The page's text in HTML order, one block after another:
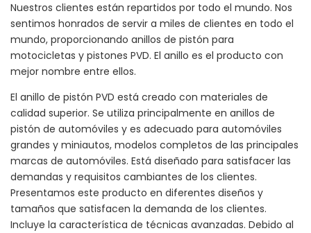
Nuestros clientes están repartidos por todo el mundo. Nos
sentimos honrados de servir a miles de clientes en todo el
mundo, proporcionando anillos de pistón para
motocicletas y pistones PVD. El anillo es el producto con
mejor nombre entre ellos.
El anillo de pistón PVD está creado con materiales de
calidad superior. Se utiliza principalmente en anillos de
pistón de automóviles y es adecuado para automóviles
grandes y miniautos, modelos completos de las principales
marcas de automóviles. Está diseñado para satisfacer las
demandas y requisitos cambiantes de los clientes.
Presentamos este producto en diferentes diseños y
tamaños que satisfacen la demanda de los clientes.
Incluye la característica de técnicas avanzadas. Debido al